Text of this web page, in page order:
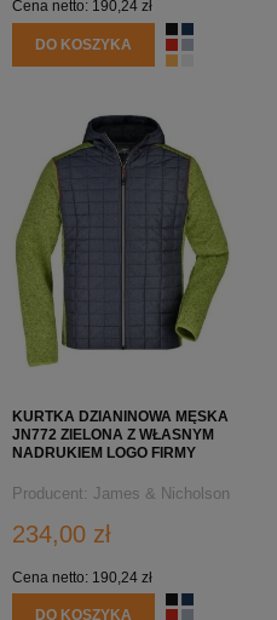
Cena netto: 190,24 zł
DO KOSZYKA
KURTKA DZIANINOWA MĘSKA
JN772 ZIELONA Z WŁASNYM
NADRUKIEM LOGO FIRMY
Producent: James & Nicholson
234,00 zł
Cena netto: 190,24 zł
DO KOSZYKA